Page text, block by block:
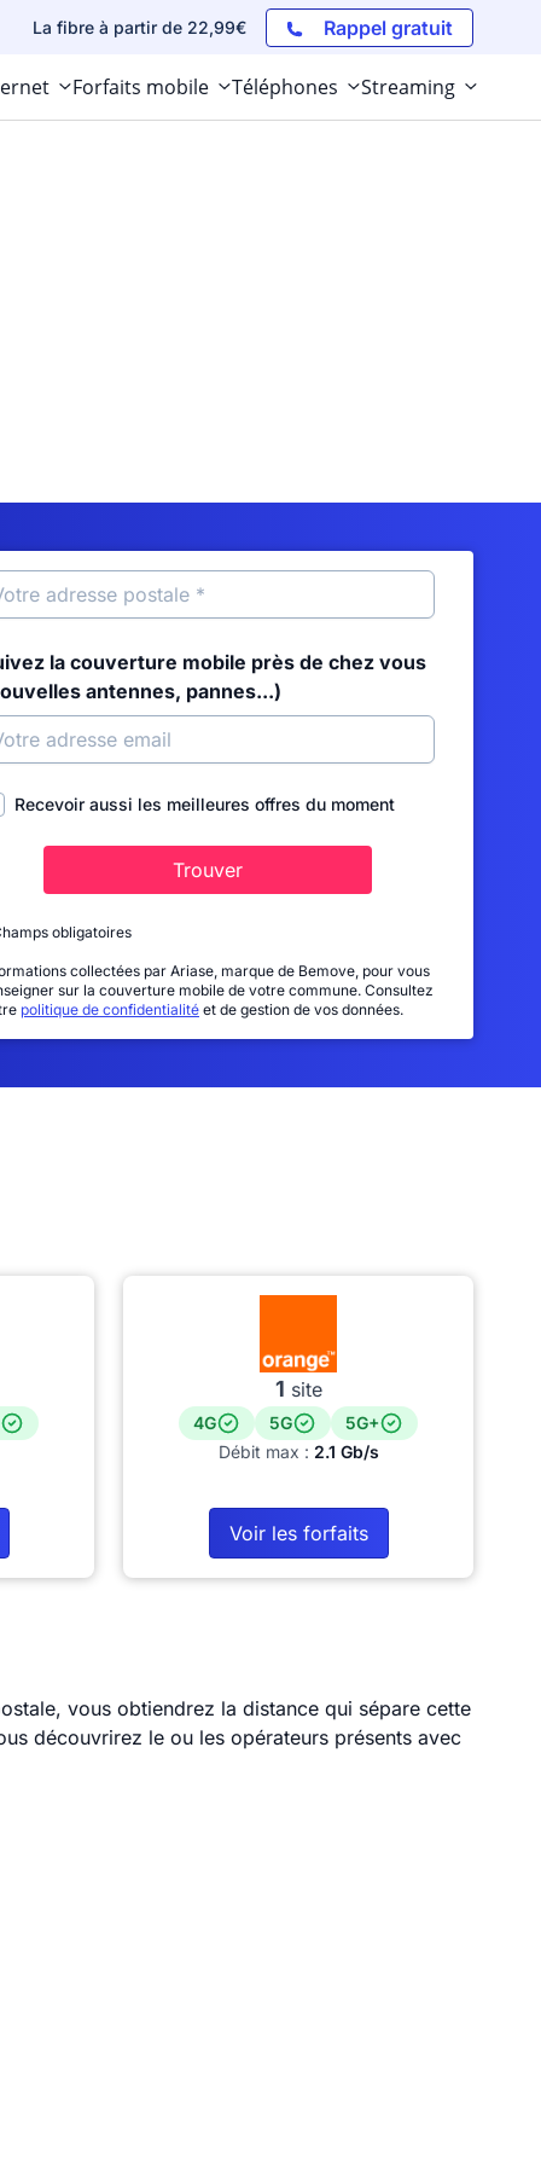
La fibre à partir de 22,99€ Rappel gratuit
Forfaits mobile Téléphones Streaming
la couverture mobile près de chez vous
antennes, pannes...)
Recevoir aussi les meilleures offres du moment
Trouver
obligatoires
collectées par Ariase, marque de Bemove, pour vous
sur la couverture mobile de votre commune. Consultez
politique de confidentialité et de gestion de vos données.
1 site
4G 5G
5G+
Débit max : 2.1 Gb/s
Voir les forfaits
vous obtiendrez la distance qui sépare cette
découvrirez le ou les opérateurs présents avec